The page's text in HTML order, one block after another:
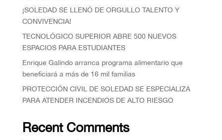
¡SOLEDAD SE LLENÓ DE ORGULLO TALENTO Y
CONVIVENCIA!
TECNOLÓGICO SUPERIOR ABRE 500 NUEVOS
ESPACIOS PARA ESTUDIANTES
Enrique Galindo arranca programa alimentario que
beneficiará a más de 16 mil familias
PROTECCIÓN CIVIL DE SOLEDAD SE ESPECIALIZA
PARA ATENDER INCENDIOS DE ALTO RIESGO
Recent Comments